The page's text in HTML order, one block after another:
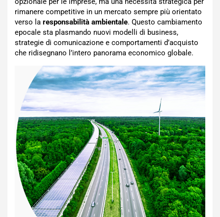
rimanere competitive in un mercato sempre più orientato
verso la responsabilità ambientale. Questo cambiamento
epocale sta plasmando nuovi modelli di business,
strategie di comunicazione e comportamenti d’acquisto
che ridisegnano l’intero panorama economico globale.